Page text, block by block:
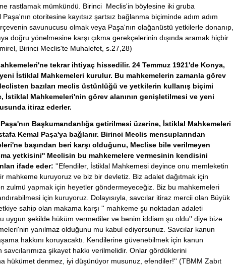
rastlamak mümkündü. Birinci Meclis'in böylesine iki gruba
otoritesine kayıtsız şartsız bağlanma biçiminde adım adım
savunucusu olmak veya Paşa'nın olağanüstü yetkilerle donanıp,
doğru yönelmesine karşı çıkma gerekçelerinin dışında aramak hiçbir
Birinci Meclis'te Muhalefet, s.27,28)
tekrar ihtiyaç hissedilir. 24 Temmuz 1921'de Konya,
İstiklal Mahkemeleri kurulur. Bu mahkemelerin zamanla görev
bazıları meclis üstünlüğü ve yetkilerin kullanış biçimi
Mahkemeleri'nin görev alanının genişletilmesi ve yeni
itiraz ederler.
Başkumandanlığa getirilmesi üzerine, İstiklal Mahkemeleri
Kemal Paşa'ya bağlanır. Birinci Meclis mensuplarından
başından beri karşı olduğunu, Meclise bile verilmeyen
yetkisini'' Meclisin bu mahkemelere vermesinin kendisini
ifade eder: ''Efendiler, İstiklal Mahkemesi deyince onu memleketin
mahkeme kuruyoruz ve biz bir devletiz. Biz adalet dağıtmak için
zulmü yapmak için heyetler göndermeyeceğiz. Biz bu mahkemeleri
için kuruyoruz. Dolayısıyla, savcılar itiraz mercii olan Büyük
sahip olan makama karşı '' mahkeme şu noktadan adaleti
uygun şekilde hüküm vermediler ve benim iddiam şu oldu'' diye bize
yanılmaz olduğunu mu kabul ediyorsunuz. Savcılar kanun
hakkını koruyacaktı. Kendilerine güvenebilmek için kanun
şikayet hakkı verilmelidir. Onlar gördüklerini
hükümet denmez, iyi düşünüyor musunuz, efendiler!'' (TBMM Zabıt